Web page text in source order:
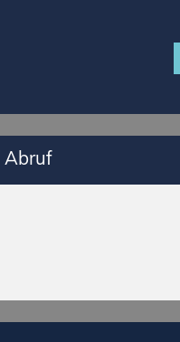
Abruf
Mediathek